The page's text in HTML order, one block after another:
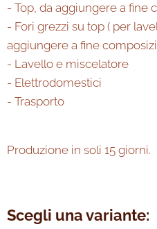
- Top, da aggiungere a fine
- Fori grezzi su top ( per
aggiungere a fine
- Lavello e miscelatore
- Elettrodomestici
- Trasporto
Produzione in soli 15 giorni.
Scegli una variante: